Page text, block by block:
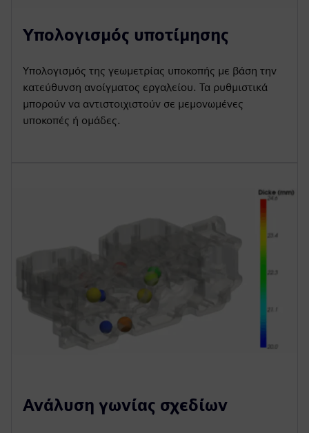
Υπολογισμός υποτίμησης
Υπολογισμός της γεωμετρίας υποκοπής με βάση την
κατεύθυνση ανοίγματος εργαλείου. Τα ρυθμιστικά
μπορούν να αντιστοιχιστούν σε μεμονωμένες
υποκοπές ή ομάδες.
Ανάλυση γωνίας σχεδίων